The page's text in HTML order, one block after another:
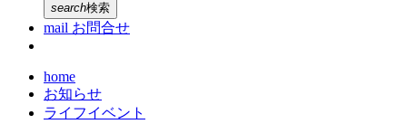
search検索
mail お問合せ
home
お知らせ
ライフイベント